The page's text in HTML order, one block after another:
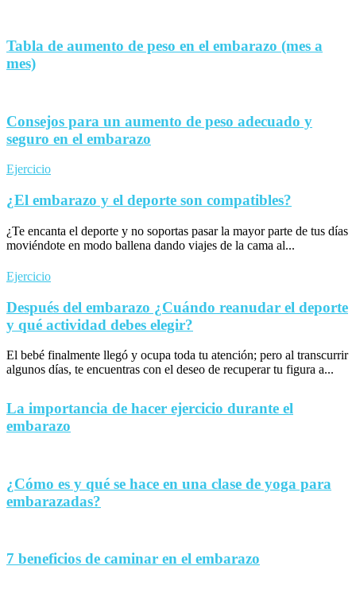
Tabla de aumento de peso en el embarazo (mes a
mes)
Consejos para un aumento de peso adecuado y
seguro en el embarazo
Ejercicio
¿El embarazo y el deporte son compatibles?
¿Te encanta el deporte y no soportas pasar la mayor parte de tus días
moviéndote en modo ballena dando viajes de la cama al...
Ejercicio
Después del embarazo ¿Cuándo reanudar el deporte
y qué actividad debes elegir?
El bebé finalmente llegó y ocupa toda tu atención; pero al transcurrir
algunos días, te encuentras con el deseo de recuperar tu figura a...
La importancia de hacer ejercicio durante el
embarazo
¿Cómo es y qué se hace en una clase de yoga para
embarazadas?
7 beneficios de caminar en el embarazo